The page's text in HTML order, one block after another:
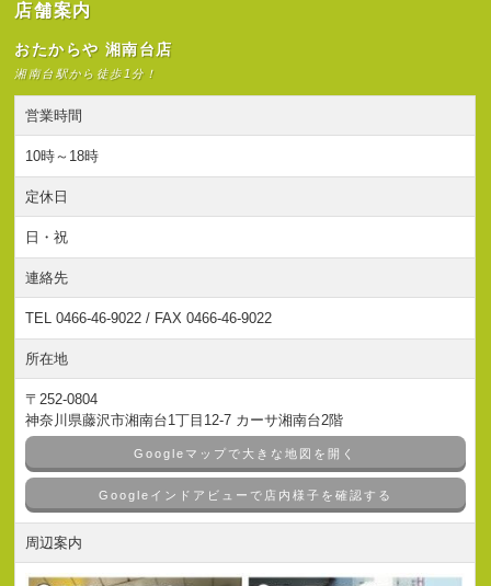
店舗案内
おたからや 湘南台店
湘南台駅から徒歩1分！
営業時間
10時～18時
定休日
日・祝
連絡先
TEL 0466-46-9022 / FAX 0466-46-9022
所在地
〒252-0804
神奈川県藤沢市湘南台1丁目12-7 カーサ湘南台2階
Googleマップで大きな地図を開く
Googleインドアビューで店内様子を確認する
周辺案内